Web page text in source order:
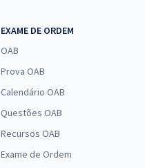
EXAME DE ORDEM
OAB
Prova OAB
Calendário OAB
Questões OAB
Recursos OAB
Exame de Ordem